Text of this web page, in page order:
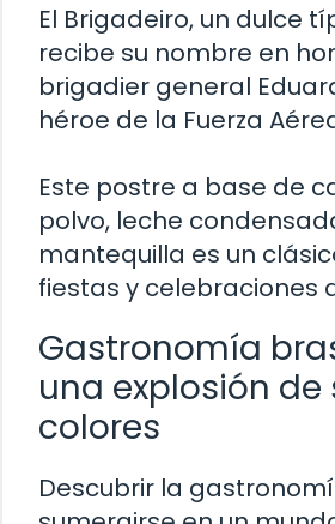
El Brigadeiro, un dulce
recibe su nombre en
brigadier general
héroe de la Fuerza
Este postre a base de
polvo, leche
mantequilla es un
fiestas y celebraciones
Gastronomía
una explosión de
colores
Descubrir la